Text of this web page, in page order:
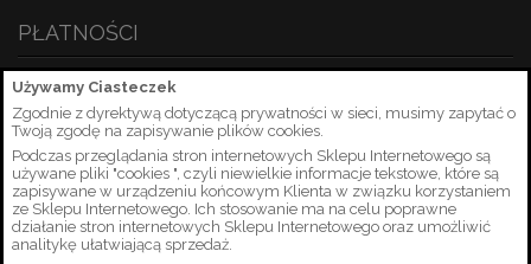
Używamy Ciasteczek
Zgodnie z dyrektywą dotyczącą prywatności w sieci, musimy zapytać o
Twoją zgodę na zapisywanie plików cookies.
Podczas przeglądania stron internetowych Sklepu Internetowego są
używane pliki "cookies ", czyli niewielkie informacje tekstowe, które są
zapisywane w urządzeniu końcowym Klienta w związku korzystaniem
ze Sklepu Internetowego. Ich stosowanie ma na celu poprawne
działanie stron internetowych Sklepu Internetowego oraz umożliwić
analitykę ułatwiającą sprzedaż.
PŁATNOŚCI